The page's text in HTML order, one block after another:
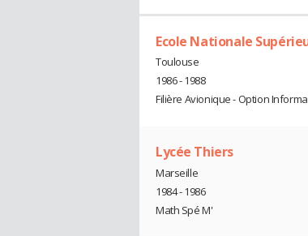
Ecole Nationale
Toulouse
1986 - 1988
Filière Avionique - Option
Lycée Thiers
Marseille
1984 - 1986
Math Spé M'